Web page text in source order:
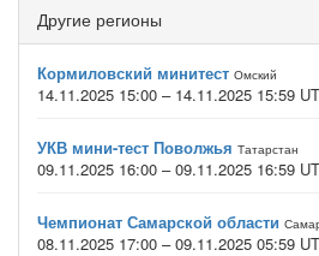
Другие регионы
Кормиловский минитест Омский
14.11.2025 15:00 – 14.11.2025 15:59
УКВ мини-тест Поволжья Татарстан
09.11.2025 16:00 – 09.11.2025 16:59
Чемпионат Самарской области
08.11.2025 17:00 – 09.11.2025 05:59